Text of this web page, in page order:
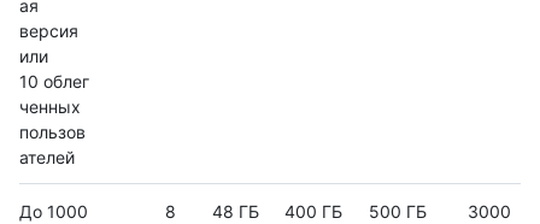
ая
версия
или
10 облег
ченных
пользов
ателей
До 1000 8 48 ГБ 400 ГБ 500 ГБ 3000